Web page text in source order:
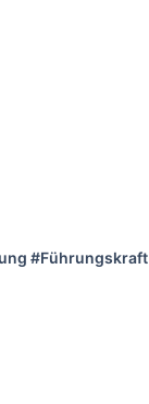
#Führungskraft